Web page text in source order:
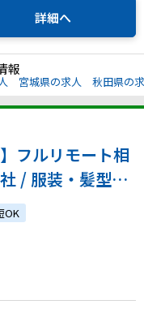
詳細へ
報
宮城県の求人 秋田県の
フルリモート相
/ 服装・髪型自
/ ゼネラルパ
社実績あり♪
OK